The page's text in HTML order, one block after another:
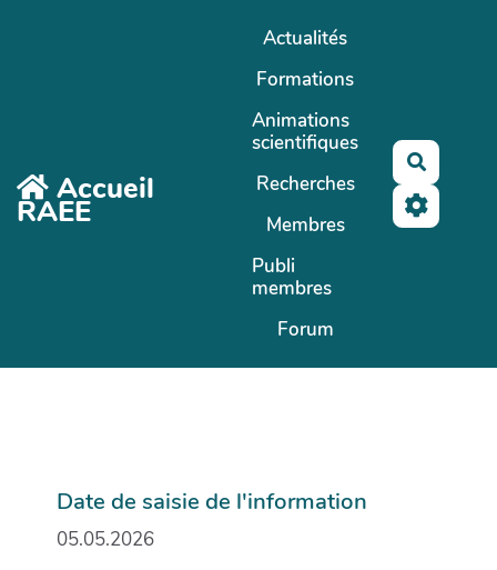
Accueil
RAEE
Actualités
Formations
Animations
scientifiques
Recherches
Membres
Publi
membres
Forum
Date de saisie de l'information
05.05.2026